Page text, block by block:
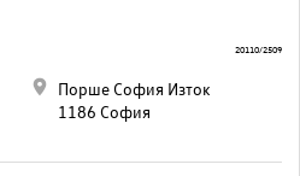
Порше София Изток
1186 София
20110/2509